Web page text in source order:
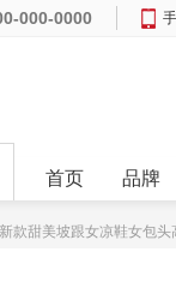
000-0000
首页 品牌
款甜美坡跟女凉鞋女包